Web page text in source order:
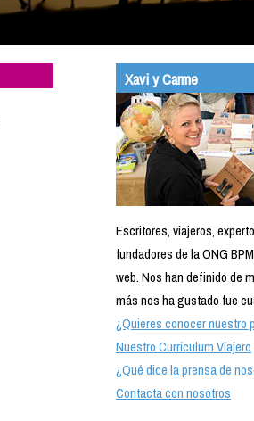
Xavi y Carme
Escritores, viajeros,
fundadores de la ONG
web. Nos han definido de
más nos ha gustado fue
¿Quieres conocer nuestro
Nuestro Currículum Viajero
¿Qué dice la prensa de
Contacta con nosotros